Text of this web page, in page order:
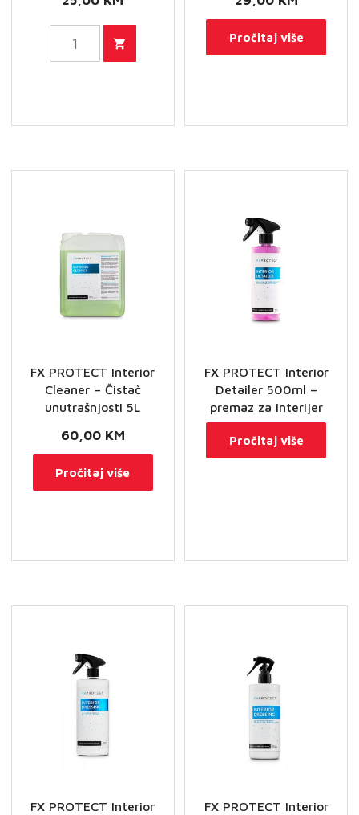
PROTECT
količina
Pročitaj više
FX PROTECT Interior
Cleaner – Čistač
unutrašnjosti 5L
60,00 KM
Pročitaj više
FX PROTECT Interior
Detailer 500ml –
premaz za interijer
Pročitaj više
FX PROTECT Interior FX PROTECT Interior